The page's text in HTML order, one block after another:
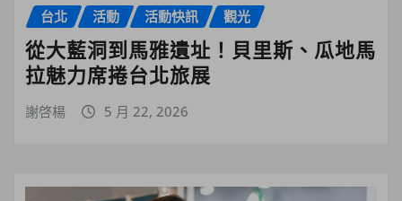
台北 活動 活動快訊 觀光
從大藍洞到馬雅遺址！貝里斯、瓜地馬
拉魅力席捲台北旅展
謝啓楊 5 月 22, 2026